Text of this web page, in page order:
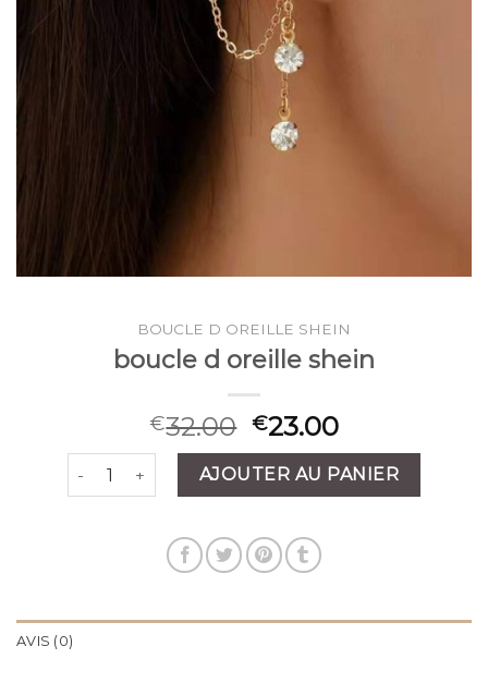
BOUCLE D OREILLE SHEIN
boucle d oreille shein
€32.00 €23.00
quantité de boucle d oreille shein
AJOUTER AU PANIER
AVIS (0)